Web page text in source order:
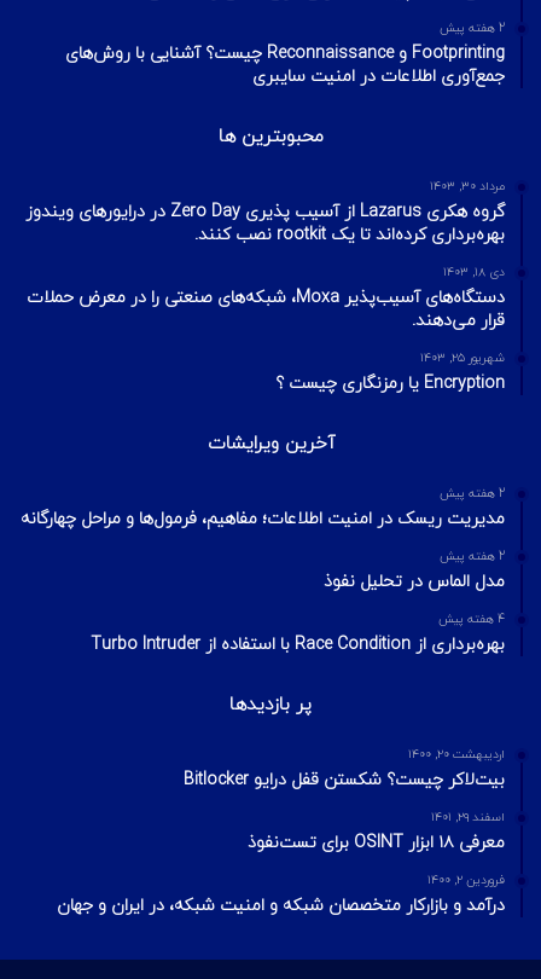
شهریور ۲۴, ۱۳۹۹
1 هفته پیش
2 هفته پیش
Footprinting و Reconnaissance چیست؟ آشنایی با روش‌های
جمع‌آوری اطلاعات در امنیت سایبری
دی ۱۸, ۱۴۰۳
دستگاه‌های آسیب‌پذیر Moxa، شبکه‌های صنعتی را در معرض حملات
قرار می‌دهند.
شهریور ۲۵, ۱۴۰۳
Encryption یا رمزنگاری چیست ؟
آخرین ویرایشات